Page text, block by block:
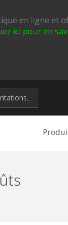
en ligne et
ici pour en